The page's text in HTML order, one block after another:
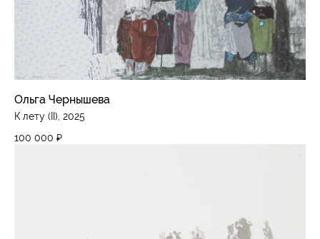
Ольга Чернышева
К лету (II), 2025
100 000 ₽
Политика конфиденциальности
Доставка и оплата
Подписаться на рассылку